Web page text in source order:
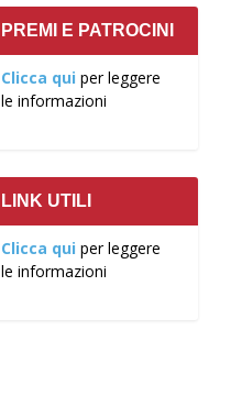
PREMI E PATROCINI
Clicca qui per leggere
le informazioni
LINK UTILI
Clicca qui per leggere
le informazioni